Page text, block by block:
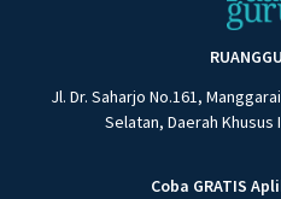
Jl. Dr. Saharjo No.161,
Selatan, Daerah
Coba GRATIS